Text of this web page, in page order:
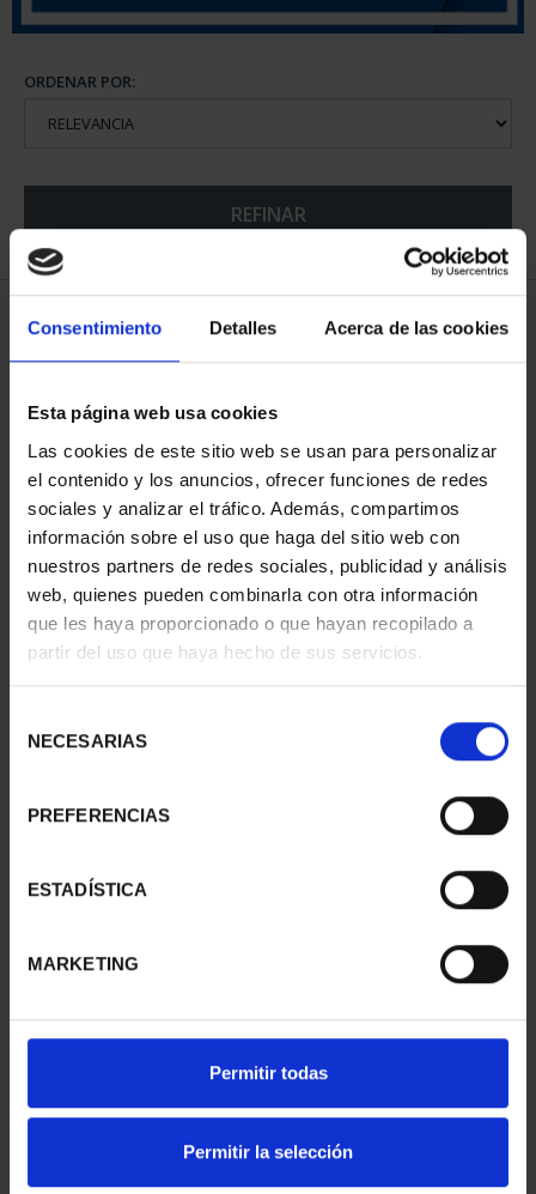
Consentimiento Detalles Acerca de las cookies
Esta página web usa cookies
Las cookies de este sitio web se usan para personalizar
el contenido y los anuncios, ofrecer funciones de redes
sociales y analizar el tráfico. Además, compartimos
información sobre el uso que haga del sitio web con
nuestros partners de redes sociales, publicidad y análisis
web, quienes pueden combinarla con otra información
que les haya proporcionado o que hayan recopilado a
partir del uso que haya hecho de sus servicios.
NECESARIAS
PREFERENCIAS
ESTADÍSTICA
MARKETING
Permitir todas
Permitir la selección
ORDENAR POR:
REFINAR
5 Productos encontrados
CIUDADES PATRIMONIO
- CÁCERES
73,00 €
CIUDADES PATRIMONIO
- ALCALÁ DE HENARES
73,00 €
CIUDADES PATRIMONIO
73,00 €
CIUDADES PATRIMONIO
73,00 €